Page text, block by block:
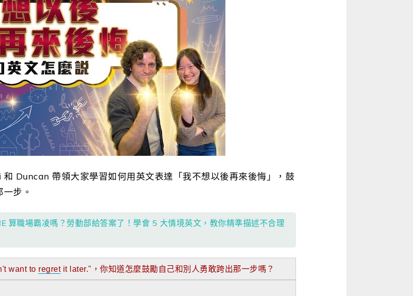
Duncan 帶領大家學習如何用英文表達「我不想以後再來後悔」，鼓
步。
算職場霸凌嗎？勞動部給答案了！學會 5 大情境英文，教你精準描述不合理
want to regretit later."，你知道怎麼鼓勵自己和別人勇敢跨出那一步嗎？